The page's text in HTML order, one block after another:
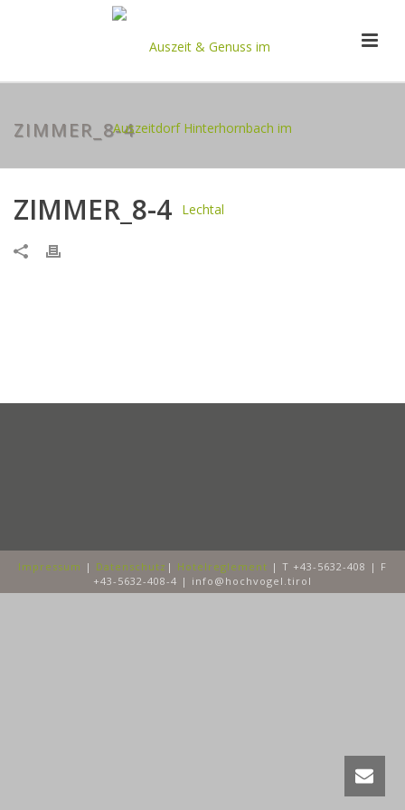
ZIMMER_8-4
ZIMMER_8-4
Impressum | Datenschutz | Hotelreglement | T +43-5632-408 | F
+43-5632-408-4 | info@hochvogel.tirol